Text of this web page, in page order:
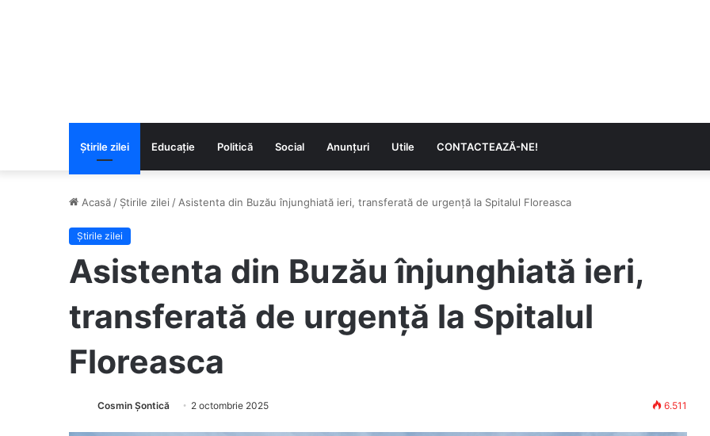
Știrile zilei Educaţie Politică Social Anunțuri Utile CONTACTEAZĂ-NE!
Acasă / Știrile zilei / Asistenta din Buzău înjunghiată ieri, transferată de urgență la Spitalul Floreasca
Știrile zilei
Asistenta din Buzău înjunghiată ieri,
transferată de urgență la Spitalul
Floreasca
Cosmin Șontică 2 octombrie 2025 6.511